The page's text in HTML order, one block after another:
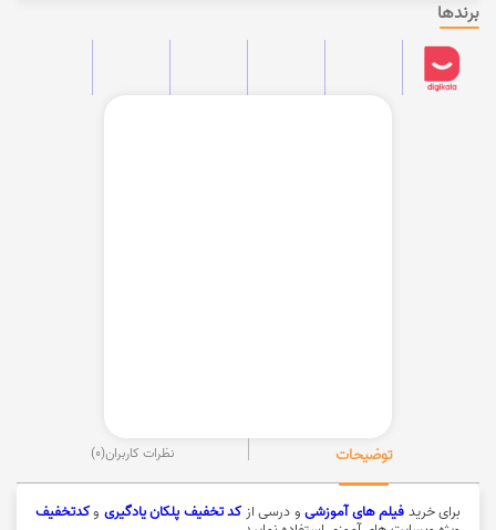
برندها
توضیحات نظرات کاربران(0)
برای خرید فیلم های آموزشیو درسی از کد تخفیف پلکان یادگیری وکدتخفیف